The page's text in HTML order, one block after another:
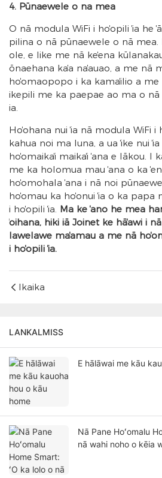
4. Pūnaewele o na mea
ʻO nā modula WiFi i hoʻopili ʻia he
pilina o nā pūnaewele o nā mea.
ʻole, e like me nā keʻena
ʻōnaehana kaʻa naʻauao, a me nā
hoʻomaopopo i ka kamaʻilio a me
ʻikepili me ka paepae ao ma o nā
ʻia.
Hoʻohana nui ʻia nā modula WiFi i
kahua noi ma luna, a ua ʻike nui
hoʻomaikaʻi maikaʻi ʻana e lākou.
me ka holomua mau ʻana o ka
hoʻomohala ʻana i nā noi
hoʻomau ka hoʻonui ʻia o ka
i hoʻopili ʻia. Ma ke ʻano he mea
ʻoihana, hiki iā Joinet ke hāʻawi i
lawelawe maʻamau a me nā
i hoʻopili ʻia.
Ikaika
LANKALMISS
E hālāwai me kāu
Nā Pane Hoʻomalu
nā wahi noho o kēia